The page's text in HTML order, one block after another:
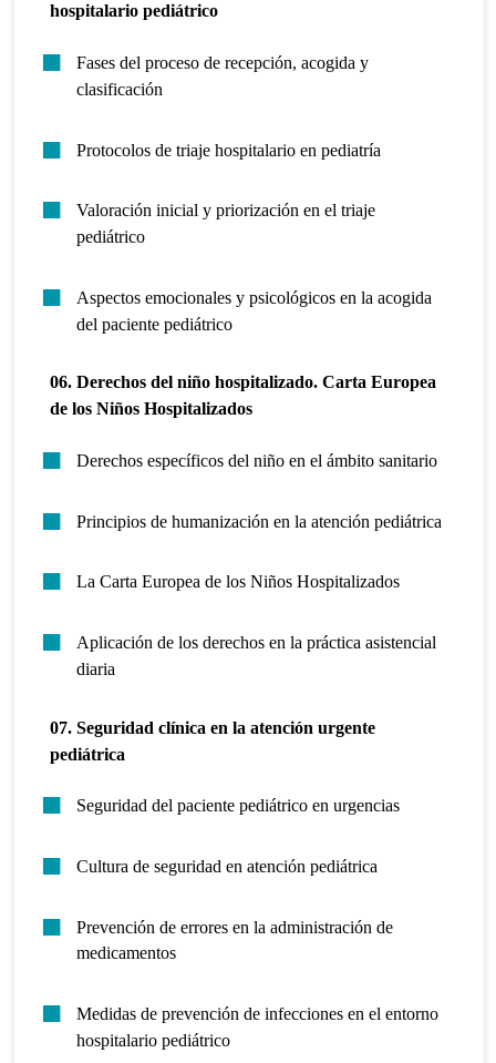
hospitalario pediátrico
Fases del proceso de recepción, acogida y
clasificación
Protocolos de triaje hospitalario en pediatría
Valoración inicial y priorización en el triaje
pediátrico
Aspectos emocionales y psicológicos en la acogida
del paciente pediátrico
06. Derechos del niño hospitalizado. Carta Europea
de los Niños Hospitalizados
Derechos específicos del niño en el ámbito sanitario
Principios de humanización en la atención pediátrica
La Carta Europea de los Niños Hospitalizados
Aplicación de los derechos en la práctica asistencial
diaria
07. Seguridad clínica en la atención urgente
pediátrica
Seguridad del paciente pediátrico en urgencias
Cultura de seguridad en atención pediátrica
Prevención de errores en la administración de
medicamentos
Medidas de prevención de infecciones en el entorno
hospitalario pediátrico